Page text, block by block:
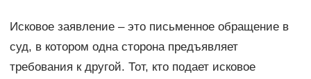
Исковое заявление – это письменное обращение в
суд, в котором одна сторона предъявляет
требования к другой. Тот, кто подает исковое